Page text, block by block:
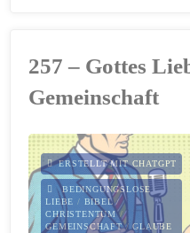
Freundschaft:
Deutsch-
Französische
257 – Gottes
Gemeinschaft
ERSTELLT MIT CHATGPT
BEDINGUNGSLOSE
LIEBE / BIBEL/
CHRISTENTUM/
GEMEINSCHAFT/GLAUBE